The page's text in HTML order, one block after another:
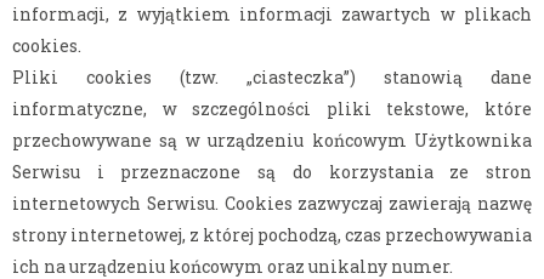
informacji, z wyjątkiem informacji zawartych w plikach
cookies.
Pliki cookies (tzw. „ciasteczka”) stanowią dane
informatyczne, w szczególności pliki tekstowe, które
przechowywane są w urządzeniu końcowym Użytkownika
Serwisu i przeznaczone są do korzystania ze stron
internetowych Serwisu. Cookies zazwyczaj zawierają nazwę
strony internetowej, z której pochodzą, czas przechowywania
ich na urządzeniu końcowym oraz unikalny numer.